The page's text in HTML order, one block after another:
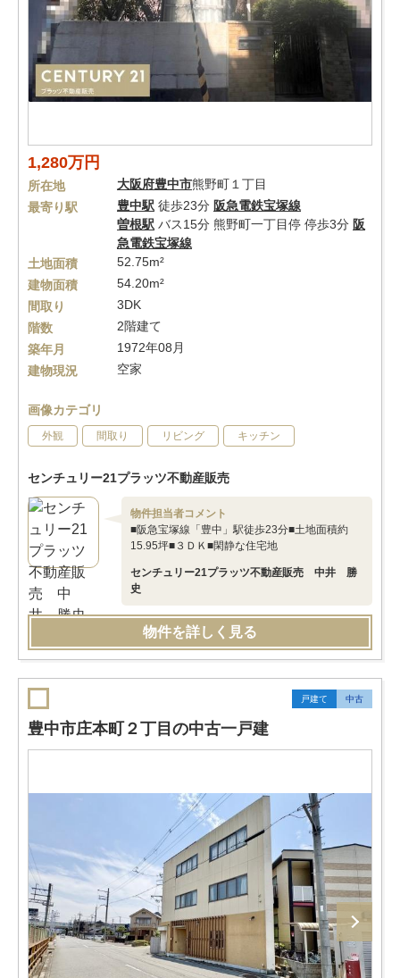
1,280万円
所在地 大阪府豊中市熊野町１丁目
最寄り駅
豊中駅 徒歩23分 阪急電鉄宝塚線
曽根駅 バス15分 熊野町一丁目停 停歩3分 阪
急電鉄宝塚線
土地面積
52.75m²
建物面積
54.20m²
間取り
3DK
階数
2階建て
築年月
1972年08月
建物現況
空家
画像カテゴリ
外観 間取り リビング キッチン
センチュリー21プラッツ不動産販売
物件担当者コメント
■阪急宝塚線「豊中」駅徒歩23分■土地面積約
15.95坪■３ＤＫ■閑静な住宅地
センチュリー21プラッツ不動産販売 中井 勝
史
物件を詳しく見る
戸建て 中古
豊中市庄本町２丁目の中古一戸建